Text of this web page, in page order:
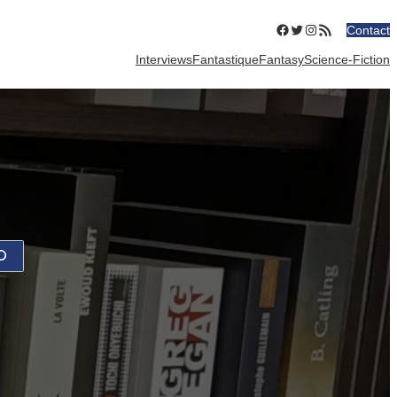
Facebook
Twitter
Instagram
Flux RSSContact
InterviewsFantastiqueFantasyScience-Fiction